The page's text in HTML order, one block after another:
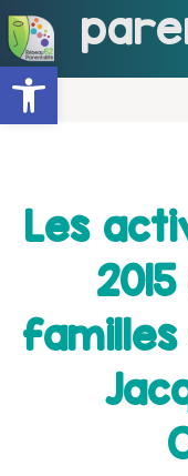
Ouvrir la barre d’outils
Les
familles